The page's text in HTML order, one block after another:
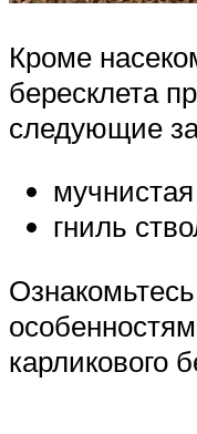
Кроме
бересклета
следующие
гниль
карликового